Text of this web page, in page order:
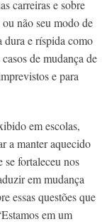
carreiras e sobre
não seu modo de
dura e ríspida como
de mudança de
e para
em escolas,
a manter aquecido
se fortaleceu nos
em mudança
essas questões que
em um